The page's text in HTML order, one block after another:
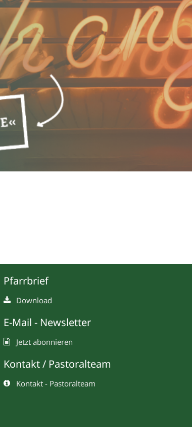
Pfarrbrief
Download
E-Mail - Newsletter
Jetzt abonnieren
Kontakt / Pastoralteam
Kontakt - Pastoralteam